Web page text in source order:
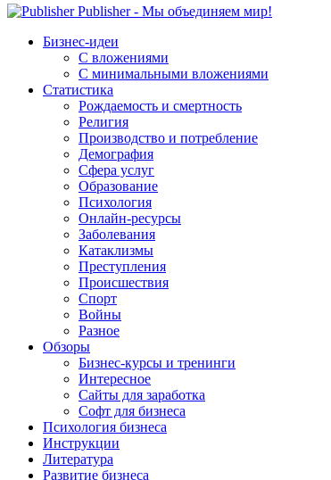
Publisher - Мы объединяем мир!
Бизнес-идеи
С вложениями
С минимальными вложениями
Статистика
Рождаемость и смертность
Религия
Производство и потребление
Демография
Сфера услуг
Образование
Психология
Онлайн-ресурсы
Заболевания
Катаклизмы
Преступления
Происшествия
Спорт
Войны
Разное
Обзоры
Бизнес-курсы и тренинги
Интересное
Сайты для заработка
Софт для бизнеса
Психология бизнеса
Инструкции
Литература
Развитие бизнеса